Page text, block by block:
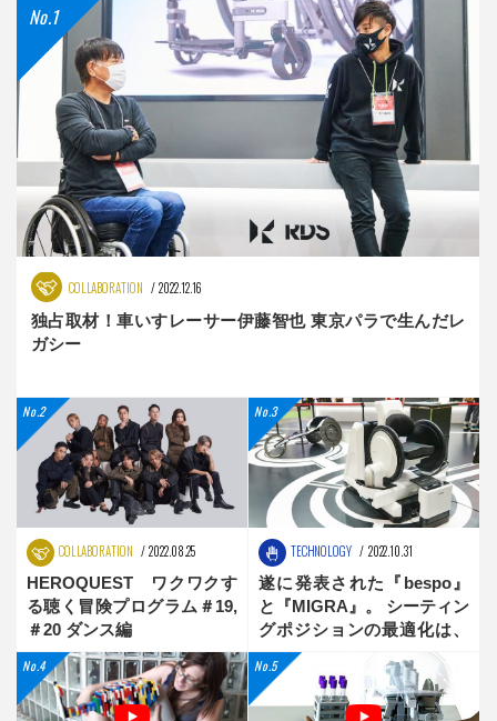
COLLABORATION 2022.12.16
独占取材！車いすレーサー伊藤智也 東京パラで生んだレ
ガシー
COLLABORATION 2022.08.25
HEROQUEST ワクワクす
る聴く冒険プログラム＃19,
＃20 ダンス編
TECHNOLOGY 2022.10.31
遂に発表された『bespo』
と『MIGRA』。 シーティン
グポジションの最適化は、
新時代へ